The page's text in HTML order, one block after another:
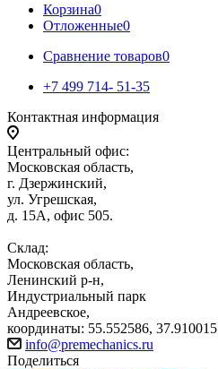
Корзина0
Отложенные0
Сравнение товаров0
+7 499 714- 51-35
Контактная информация
Центральный офис:
Московская область,
г. Дзержинский,
ул. Угрешская,
д. 15А, офис 505.
Склад:
Московская область,
Ленинский р-н,
Индустриальный парк
Андреевское,
координаты: 55.552586, 37.910015
info@premechanics.ru
Поделиться